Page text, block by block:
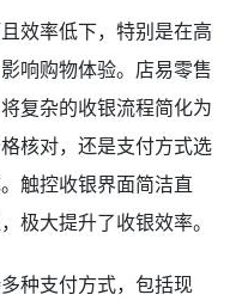
效率低下，特别是在高
响购物体验。店易零售
复杂的收银流程简化为
核对，还是支付方式选
触控收银界面简洁直
极大提升了收银效率。
种支付方式，包括现